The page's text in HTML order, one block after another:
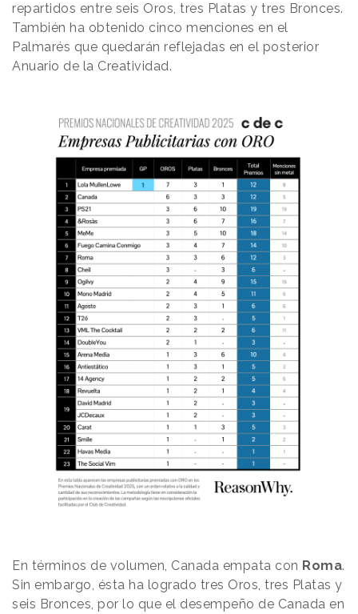
repartidos entre seis Oros, tres Platas y tres Bronces.
También ha obtenido cinco menciones en el
Palmarés que quedarán reflejadas en el posterior
Anuario de la Creatividad.
En términos de volumen, Canada empata con Roma.
Sin embargo, ésta ha logrado tres Oros, tres Platas y
seis Bronces, por lo que el desempeño de Canada en